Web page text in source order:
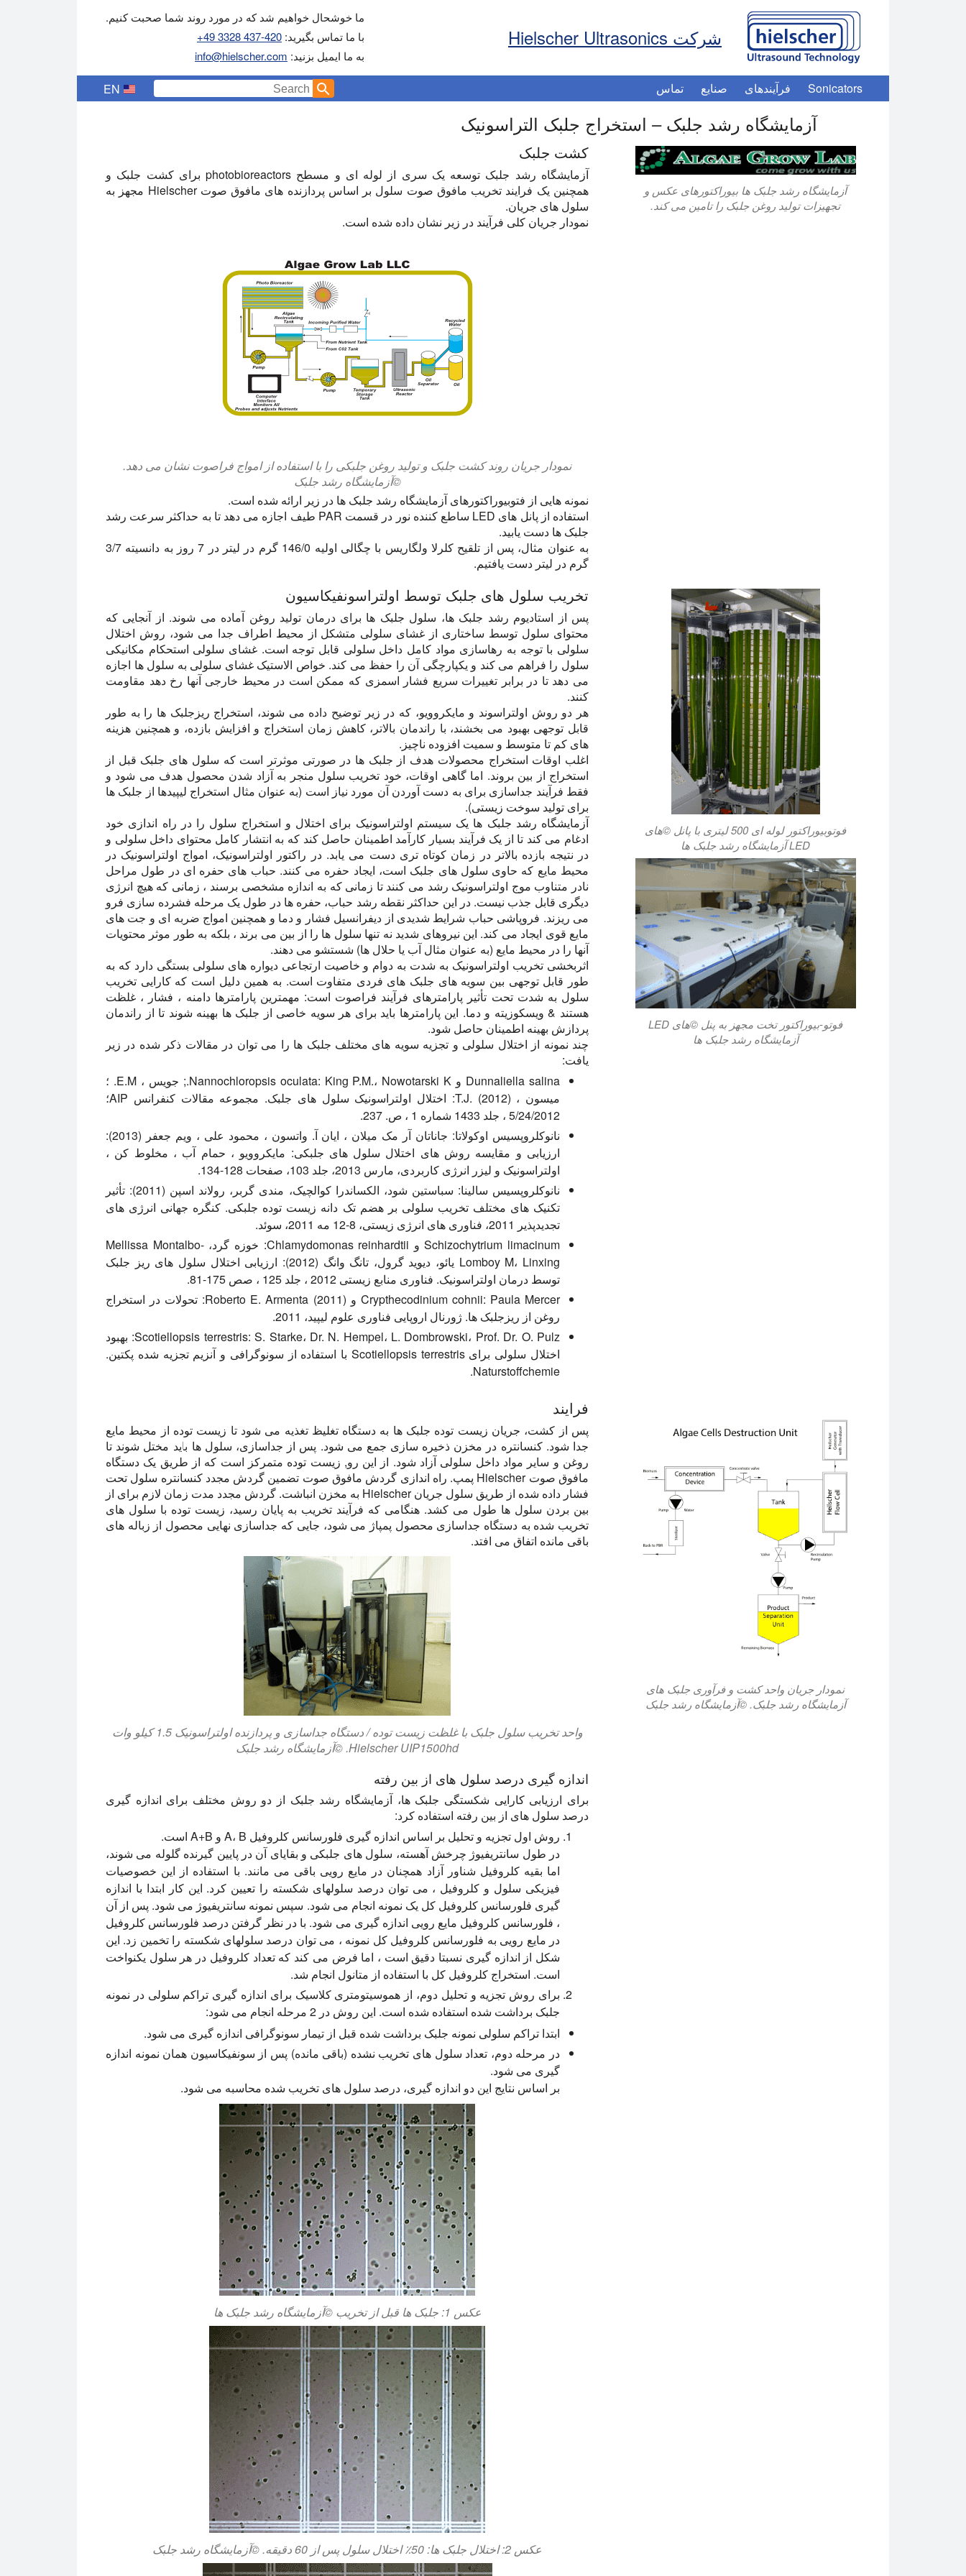
شرکت Hielscher Ultrasonics
ما خوشحال خواهیم شد که در مورد روند شما صحبت کنیم.
با ما تماس بگیرید: +49 3328 437-420
به ما ایمیل بزنید: info@hielscher.com
Sonicators فرآیندهای صنایع تماس EN
آزمایشگاه رشد جلبک – استخراج جلبک التراسونیک
کشت جلبک
آزمایشگاه رشد جلبک توسعه یک سری از لوله ای و مسطح photobioreactors برای کشت جلبک و
همچنین یک فرایند تخریب مافوق صوت سلول بر اساس پردازنده های مافوق صوت Hielscher مجهز به
سلول های جریان.
نمودار جریان کلی فرآیند در زیر نشان داده شده است.
نمودار جریان روند کشت جلبک و تولید روغن جلبکی را با استفاده از امواج فراصوت نشان می دهد.
©آزمایشگاه رشد جلبک
نمونه هایی از فتوبیوراکتورهای آزمایشگاه رشد جلبک ها در زیر ارائه شده است.
استفاده از پانل های LED ساطع کننده نور در قسمت PAR طیف اجازه می دهد تا به حداکثر سرعت رشد
جلبک ها دست یابید.
به عنوان مثال، پس از تلقیح کلرلا ولگاریس با چگالی اولیه 146/0 گرم در لیتر در 7 روز به دانسیته 3/7
گرم در لیتر دست یافتیم.
آزمایشگاه رشد جلبک ها بیوراکتورهای عکس و
تجهیزات تولید روغن جلبک را تامین می کند.
تخریب سلول های جلبک توسط اولتراسونفیکاسیون
پس از استادیوم رشد جلبک ها، سلول جلبک ها برای درمان تولید روغن آماده می شوند. از آنجایی که
محتوای سلول توسط ساختاری از غشای سلولی متشکل از محیط اطراف جدا می شود، روش اختلال
سلولی با توجه به رهاسازی مواد کامل داخل سلولی قابل توجه است. غشای سلولی استحکام مکانیکی
سلول را فراهم می کند و یکپارچگی آن را حفظ می کند. خواص الاستیک غشای سلولی به سلول ها اجازه
می دهد تا در برابر تغییرات سریع فشار اسمزی که ممکن است در محیط خارجی آنها رخ دهد مقاومت
کنند.
هر دو روش اولتراسوند و مایکروویو، که در زیر توضیح داده می شوند، استخراج ریزجلبک ها را به طور
قابل توجهی بهبود می بخشند، با راندمان بالاتر، کاهش زمان استخراج و افزایش بازده، و همچنین هزینه
های کم تا متوسط و سمیت افزوده ناچیز.
اغلب اوقات استخراج محصولات هدف از جلبک ها در صورتی موثرتر است که سلول های جلبک قبل از
استخراج از بین بروند. اما گاهی اوقات، خود تخریب سلول منجر به آزاد شدن محصول هدف می شود و
فقط فرآیند جداسازی برای به دست آوردن آن مورد نیاز است (به عنوان مثال استخراج لیپیدها از جلبک ها
برای تولید سوخت زیستی).
آزمایشگاه رشد جلبک ها یک سیستم اولتراسونیک برای اختلال و استخراج سلول را در راه اندازی خود
ادغام می کند تا از یک فرآیند بسیار کارآمد اطمینان حاصل کند که به انتشار کامل محتوای داخل سلولی و
در نتیجه بازده بالاتر در زمان کوتاه تری دست می یابد. در راکتور اولتراسونیک، امواج اولتراسونیک در
محیط مایع که حاوی سلول های جلبک است، ایجاد حفره می کنند. حباب های حفره ای در طول مراحل
نادر متناوب موج اولتراسونیک رشد می کنند تا زمانی که به اندازه مشخصی برسند ، زمانی که هیچ انرژی
دیگری قابل جذب نیست. در این حداکثر نقطه رشد حباب، حفره ها در طول یک مرحله فشرده سازی فرو
می ریزند. فروپاشی حباب شرایط شدیدی از دیفرانسیل فشار و دما و همچنین امواج ضربه ای و جت های
مایع قوی ایجاد می کند. این نیروهای شدید نه تنها سلول ها را از بین می برند ، بلکه به طور موثر محتویات
آنها را در محیط مایع (به عنوان مثال آب یا حلال ها) شستشو می دهند.
اثربخشی تخریب اولتراسونیک به شدت به دوام و خاصیت ارتجاعی دیواره های سلولی بستگی دارد که به
طور قابل توجهی بین سویه های جلبک های فردی متفاوت است. به همین دلیل است که کارایی تخریب
سلول به شدت تحت تأثیر پارامترهای فرآیند فراصوت است: مهمترین پارامترها دامنه ، فشار ، غلظت
هستند & ویسکوزیته و دما. این پارامترها باید برای هر سویه خاصی از جلبک ها بهینه شوند تا از راندمان
پردازش بهینه اطمینان حاصل شود.
چند نمونه از اختلال سلولی و تجزیه سویه های مختلف جلبک ها را می توان در مقالات ذکر شده در زیر
یافت:
Dunnaliella salina و Nannochloropsis oculata: King P.M.، Nowotarski K.; جویس ، E.M. ؛
میسون ، T.J. (2012): اختلال اولتراسونیک سلول های جلبک. مجموعه مقالات کنفرانس AIP؛
5/24/2012 ، جلد 1433 شماره 1 ، ص. 237.
نانوکلروپسیس اوکولاتا: جاناتان آر مک میلان ، ایان آ. واتسون ، محمود علی ، ویم جعفر (2013):
ارزیابی و مقایسه روش های اختلال سلول های جلبکی: مایکروویو ، حمام آب ، مخلوط کن ،
اولتراسونیک و لیزر انرژی کاربردی، مارس 2013، جلد 103، صفحات 128-134.
نانوکلروپسیس سالینا: سباستین شود، الکساندرا کوالچیک، مندی گربر، رولاند اسپن (2011): تأثیر
تکنیک های مختلف تخریب سلولی بر هضم تک دانه زیست توده جلبکی. کنگره جهانی انرژی های
تجدیدپذیر 2011، فناوری های انرژی زیستی، 8-12 مه 2011، سوئد.
Schizochytrium limacinum و Chlamydomonas reinhardtii: خوزه گرد، Mellissa Montalbo-
Lomboy M، Linxing یائو، دیوید گرول، تانگ وانگ (2012): ارزیابی اختلال سلول های ریز جلبک
توسط درمان اولتراسونیک. فناوری منابع زیستی 2012 ، جلد 125 ، صص 175-81.
Crypthecodinium cohnii: Paula Mercer و Roberto E. Armenta (2011): تحولات در استخراج
روغن از ریزجلبک ها. ژورنال اروپایی فناوری علوم لیپید، 2011.
Scotiellopsis terrestris: S. Starke، Dr. N. Hempel، L. Dombrowski، Prof. Dr. O. Pulz: بهبود
اختلال سلولی برای Scotiellopsis terrestris با استفاده از سونوگرافی و آنزیم تجزیه شده پکتین.
Naturstoffchemie.
فوتوبیوراکتور لوله ای 500 لیتری با پانل ©های
LED آزمایشگاه رشد جلبک ها
فوتو-بیوراکتور تخت مجهز به پنل ©های LED
آزمایشگاه رشد جلبک ها
فرایند
پس از کشت، جریان زیست توده جلبک ها به دستگاه تغلیظ تغذیه می شود تا زیست توده از محیط مایع
جدا شود. کنسانتره در مخزن ذخیره سازی جمع می شود. پس از جداسازی، سلول ها باید مختل شوند تا
روغن و سایر مواد داخل سلولی آزاد شود. از این رو, زیست توده متمرکز است که از طریق یک دستگاه
مافوق صوت Hielscher پمپ. راه اندازی گردش مافوق صوت تضمین گردش مجدد کنسانتره سلول تحت
فشار داده شده از طریق سلول جریان Hielscher به مخزن انباشت. گردش مجدد مدت زمان لازم برای از
بین بردن سلول ها طول می کشد. هنگامی که فرآیند تخریب به پایان رسید، زیست توده با سلول های
تخریب شده به دستگاه جداسازی محصول پمپاژ می شود، جایی که جداسازی نهایی محصول از زباله های
باقی مانده اتفاق می افتد.
واحد تخریب سلول جلبک با غلظت زیست توده / دستگاه جداسازی و پردازنده اولتراسونیک 1.5 کیلو وات
Hielscher UIP1500hd. ©آزمایشگاه رشد جلبک
اندازه گیری درصد سلول های از بین رفته
برای ارزیابی کارایی شکستگی جلبک ها، آزمایشگاه رشد جلبک از دو روش مختلف برای اندازه گیری
درصد سلول های از بین رفته استفاده کرد:
روش اول تجزیه و تحلیل بر اساس اندازه گیری فلورسانس کلروفیل A، B و A+B است.
در طول سانتریفیوژ چرخش آهسته، سلول های جلبکی و بقایای آن در پایین گیرنده گلوله می شوند،
اما بقیه کلروفیل شناور آزاد همچنان در مایع رویی باقی می مانند. با استفاده از این خصوصیات
فیزیکی سلول و کلروفیل ، می توان درصد سلولهای شکسته را تعیین کرد. این کار ابتدا با اندازه
گیری فلورسانس کلروفیل کل یک نمونه انجام می شود. سپس نمونه سانتریفیوژ می شود. پس از آن
، فلورسانس کلروفیل مایع رویی اندازه گیری می شود. با در نظر گرفتن درصد فلورسانس کلروفیل
در مایع رویی به فلورسانس کلروفیل کل نمونه ، می توان درصد سلولهای شکسته را تخمین زد. این
شکل از اندازه گیری نسبتا دقیق است ، اما فرض می کند که تعداد کلروفیل در هر سلول یکنواخت
است. استخراج کلروفیل کل با استفاده از متانول انجام شد.
برای روش تجزیه و تحلیل دوم، از هموسیتومتری کلاسیک برای اندازه گیری تراکم سلولی در نمونه
جلبک برداشت شده استفاده شده است. این روش در 2 مرحله انجام می شود:
ابتدا تراکم سلولی نمونه جلبک برداشت شده قبل از تیمار سونوگرافی اندازه گیری می شود.
در مرحله دوم، تعداد سلول های تخریب نشده (باقی مانده) پس از سونفیکاسیون همان نمونه اندازه
گیری می شود.
بر اساس نتایج این دو اندازه گیری، درصد سلول های تخریب شده محاسبه می شود.
عکس 1: جلبک ها قبل از تخریب ©آزمایشگاه رشد جلبک ها
عکس 2: اختلال جلبک ها: 50٪ اختلال سلول پس از 60 دقیقه. ©آزمایشگاه رشد جلبک
نمودار جریان واحد کشت و فرآوری جلبک های
آزمایشگاه رشد جلبک. ©آزمایشگاه رشد جلبک